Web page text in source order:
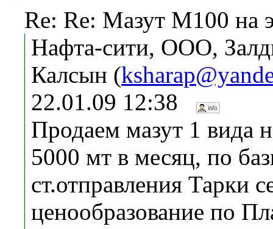
Re: Re: Мазут М100 на
Нафта-сити, ООО,
Калсын (
22.01.09 12:38
Продаем мазут 1 вида
5000 мт в месяц, по
ст.отправления Тарки
ценообразование по